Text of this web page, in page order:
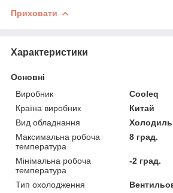
Приховати
Характеристики
Основні
Виробник
Cooleq
Країна виробник
Китай
Вид обладнання
Максимальна робоча
температура
8 град.
Мінімальна робоча
температура
-2 град.
Тип охолодження